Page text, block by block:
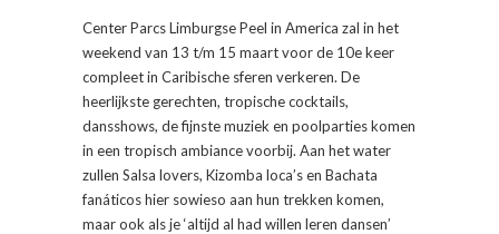
Center Parcs Limburgse Peel in America zal in het
weekend van 13 t/m 15 maart voor de 10e keer
compleet in Caribische sferen verkeren. De
heerlijkste gerechten, tropische cocktails,
dansshows, de fijnste muziek en poolparties komen
in een tropisch ambiance voorbij. Aan het water
zullen Salsa lovers, Kizomba loca’s en Bachata
fanáticos hier sowieso aan hun trekken komen,
maar ook als je ‘altijd al had willen leren dansen’